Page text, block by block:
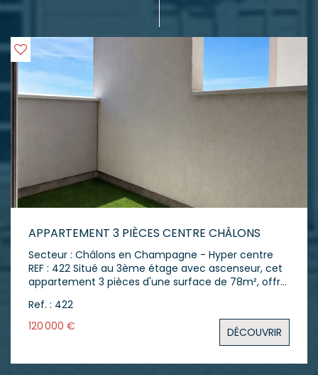
APPARTEMENT 3 PIÈCES CENTRE CHÂLONS
Secteur : Châlons en Champagne - Hyper centre
REF : 422 Situé au 3ème étage avec ascenseur, cet
appartement 3 pièces d'une surface de 78m², offre
centre-ville. L'appartement s'ouvre sur une entrée
avec un grand vestiaire. Vous accédez ensuite à
une cuisine aménagée et entièrement équipée,
puis à un séjour de 25 m² ouvrant sur un balcon,
agréable pour savourer l'été en ville. Côté nuit, vous
Ref. : 422
120 000 €
DÉCOUVRIR